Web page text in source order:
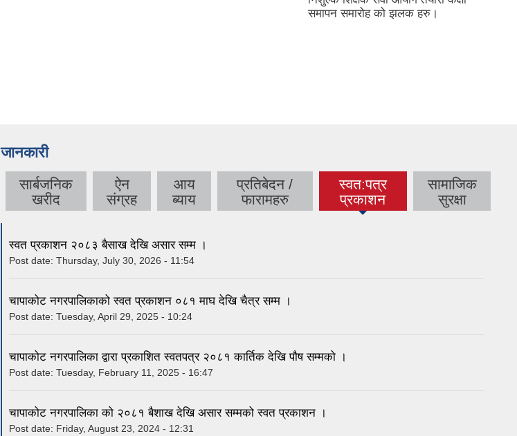
समापन समारोह को झलक हरु।
जानकारी
सार्बजनिक
खरीद
ऐन
संग्रह
आय
ब्याय
प्रतिबेदन /
फारामहरु
स्वत:पत्र
प्रकाशन
(active tab)
सामाजिक
सुरक्षा
स्वत प्रकाशन २०८३ बैसाख देखि असार सम्म ।
Post date: Thursday, July 30, 2026 - 11:54
चापाकोट नगरपालिकाको स्वत प्रकाशन ०८१ माघ देखि चैत्र सम्म ।
Post date: Tuesday, April 29, 2025 - 10:24
चापाकोट नगरपालिका द्वारा प्रकाशित स्वतपत्र २०८१ कार्तिक देखि पौष सम्मको ।
Post date: Tuesday, February 11, 2025 - 16:47
चापाकोट नगरपालिका को २०८१ बैशाख देखि असार सम्मको स्वत प्रकाशन ।
Post date: Friday, August 23, 2024 - 12:31